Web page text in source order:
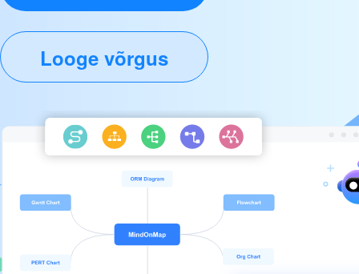
Looge võrgus